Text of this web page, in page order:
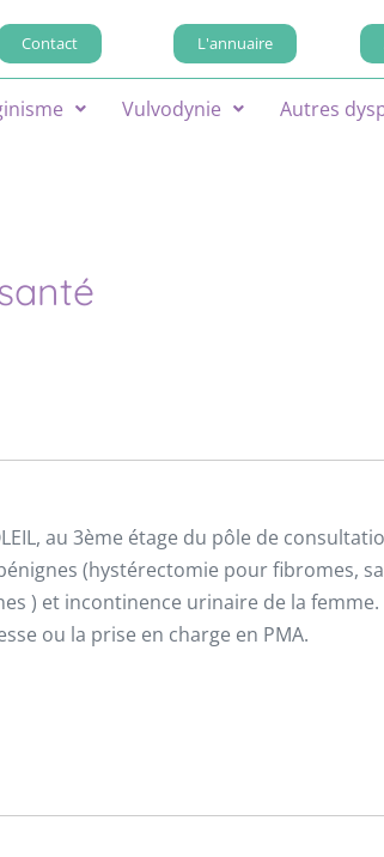
Contact L'annuaire
Vulvodynie Autres
au 3ème étage du pôle de
(hystérectomie pour fibromes,
) et incontinence urinaire de la femme.
ou la prise en charge en PMA.